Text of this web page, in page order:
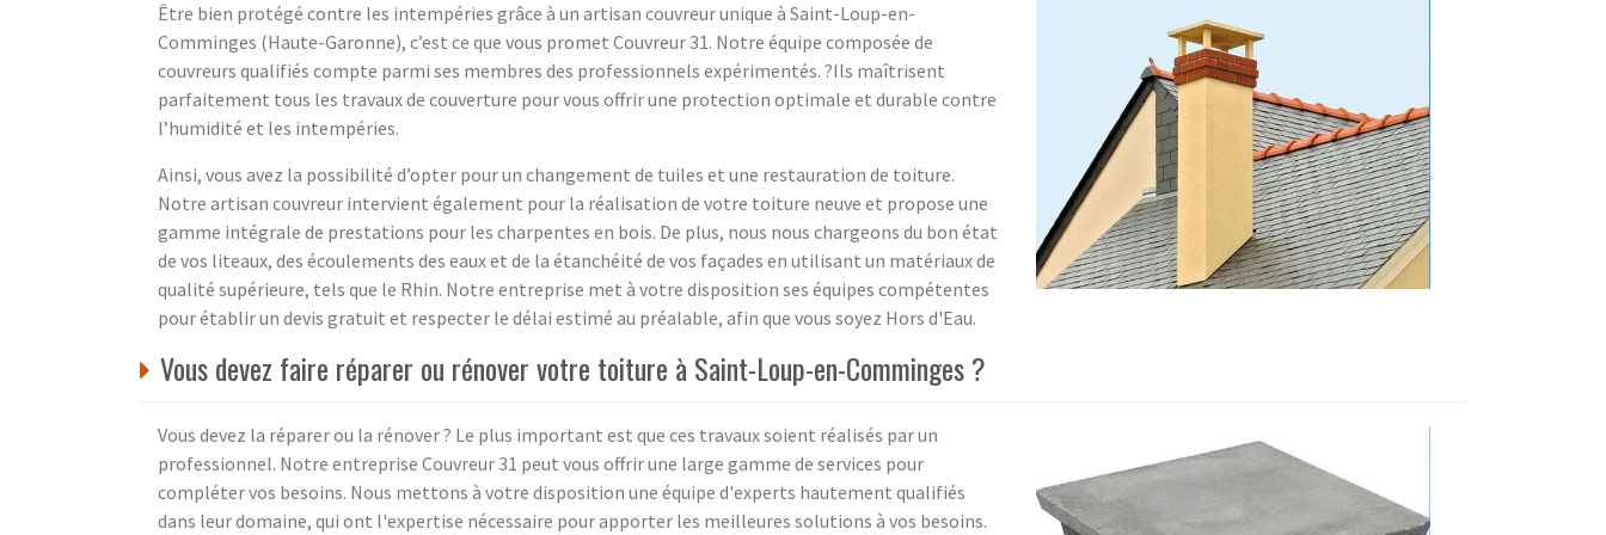
Être bien protégé contre les intempéries grâce à un artisan couvreur unique à Saint-Loup-en-
Comminges (Haute-Garonne), c’est ce que vous promet Couvreur 31. Notre équipe composée de
couvreurs qualifiés compte parmi ses membres des professionnels expérimentés. ?Ils maîtrisent
parfaitement tous les travaux de couverture pour vous offrir une protection optimale et durable contre
l’humidité et les intempéries.
Ainsi, vous avez la possibilité d’opter pour un changement de tuiles et une restauration de toiture.
Notre artisan couvreur intervient également pour la réalisation de votre toiture neuve et propose une
gamme intégrale de prestations pour les charpentes en bois. De plus, nous nous chargeons du bon état
de vos liteaux, des écoulements des eaux et de la étanchéité de vos façades en utilisant un matériaux de
qualité supérieure, tels que le Rhin. Notre entreprise met à votre disposition ses équipes compétentes
pour établir un devis gratuit et respecter le délai estimé au préalable, afin que vous soyez Hors d'Eau.
Vous devez faire réparer ou rénover votre toiture à Saint-Loup-en-Comminges ?
Vous devez la réparer ou la rénover ? Le plus important est que ces travaux soient réalisés par un
professionnel. Notre entreprise Couvreur 31 peut vous offrir une large gamme de services pour
compléter vos besoins. Nous mettons à votre disposition une équipe d'experts hautement qualifiés
dans leur domaine, qui ont l'expertise nécessaire pour apporter les meilleures solutions à vos besoins.